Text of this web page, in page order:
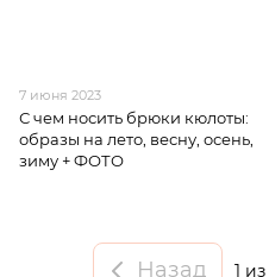
7 июня 2023
С чем носить брюки кюлоты:
образы на лето, весну, осень,
зиму + ФОТО
Назад 1 из